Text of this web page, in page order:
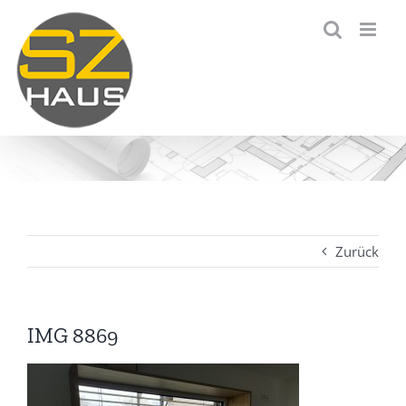
Inhalt
springen
Zurück
IMG 8869